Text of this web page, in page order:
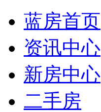
蓝房首页
资讯中心
新房中心
二手房